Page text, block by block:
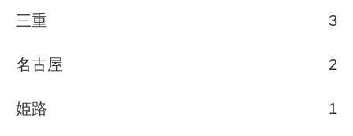
三重 3
名古屋 2
姫路 1